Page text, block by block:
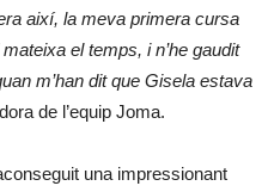
així, la meva primera cursa
el temps, i n’he gaudit
m’han dit que Gisela estava
de l’equip Joma.
una impressionant